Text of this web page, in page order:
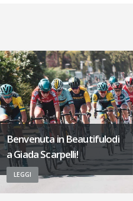
Benvenuta in Beautifulodi
a Giada Scarpelli!
LEGGI